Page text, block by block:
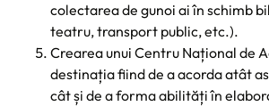
colectarea de gunoi ai în schimb
teatru, transport public, etc.).
Crearea unui Centru Național de
destinația fiind de a acorda atât
cât și de a forma abilități în